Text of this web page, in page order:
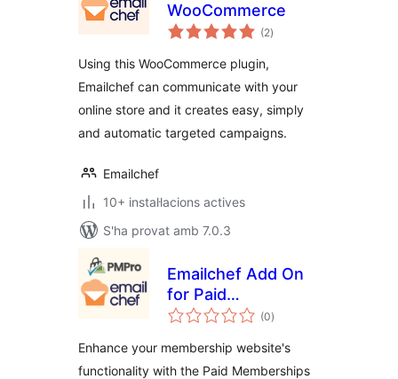
WooCommerce
(2puntuacions
totals
)
Using this WooCommerce plugin,
Emailchef can communicate with your
online store and it creates easy, simply
and automatic targeted campaigns.
Emailchef
10+ instal·lacions actives
S'ha provat amb 7.0.3
Emailchef Add On
for Paid
Memberships Pro
(0puntuacions
totals
)
Enhance your membership website's
functionality with the Paid Memberships